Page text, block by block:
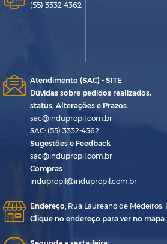
(55) 3332-4362
Atendimento (SAC) - SITE
Dúvidas sobre pedidos realizados,
status, Alterações e Prazos.
sac@indupropil.com.br
SAC: (55) 3332-4362
Sugestões e Feedback
sac@indupropil.com.br
Compras
indupropil@indupropil.com.br
Endereço: Rua Laureano de
Clique no endereço para ver no mapa.